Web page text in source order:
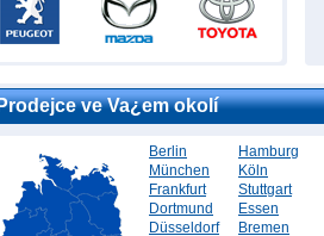
ve Va¿em okolí
Berlin
Hamburg
München
Köln
Frankfurt
Stuttgart
Dortmund
Essen
Düsseldorf
Bremen